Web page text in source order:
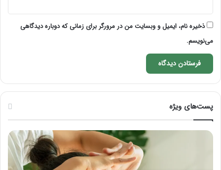
ذخیره نام، ایمیل و وبسایت من در مرورگر برای زمانی که دوباره دیدگاهی
می‌نویسم.
پست‌های ویژه
ماساژ